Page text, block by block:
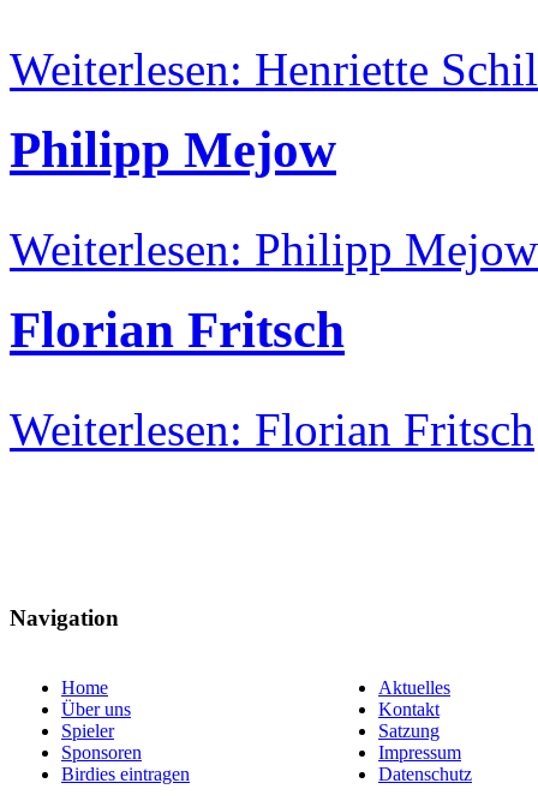
Weiterlesen: Henriette
Philipp Mejow
Weiterlesen: Philipp Mejow
Florian Fritsch
Weiterlesen: Florian Fritsch
Navigation
Home
Über uns
Spieler
Sponsoren
Birdies eintragen
Aktuelles
Kontakt
Satzung
Impressum
Datenschutz